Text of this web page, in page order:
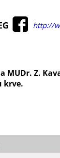
http://
MUDr. Z.
krve.